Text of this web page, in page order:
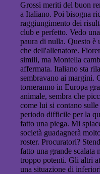
Grossi meriti del buon
a Italiano. Poi bisogna
raggiungimento dei
club e perfetto. Vedo
paura di nulla. Questo è
che dell'allenatore.
simili, ma Montella
affermata. Italiano sta
sembravano ai margini.
torneranno in Europa
animale, sembra che
come lui si contano
periodo difficile per la
fatto una piega. Mi
società guadagnerà
roster. Procuratori?
fatto una grande scalata
troppo potenti. Gli altri
una situazione di